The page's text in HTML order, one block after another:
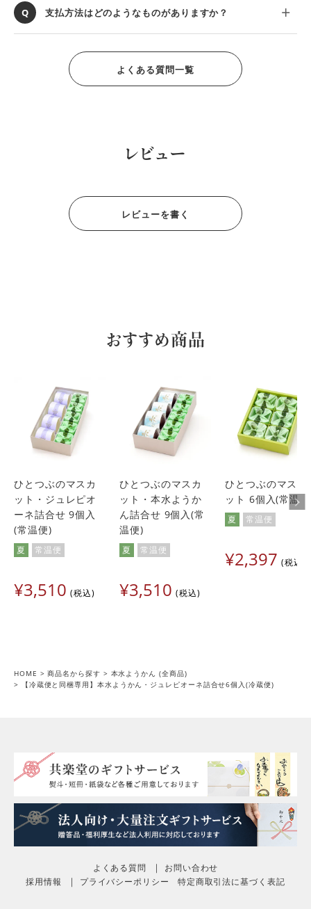
支払方法はどのようなものがありますか？
よくある質問一覧
レビュー
レビューを書く
おすすめ商品
ひとつぶのマスカ
ット・ジュレピオ
ーネ詰合せ 9個入
(常温便)
夏 常温便
¥3,510 税込
ひとつぶのマスカ
ット・本水ようか
ん詰合せ 9個入(常
温便)
夏 常温便
¥3,510 税込
ひとつぶのマスカ
ット 6個入(常温
夏 常温便
¥2,397 税込
HOME 商品名から探す
本水ようかん (全商品)
【冷蔵便と同梱専用】本水ようかん・ジュレピオーネ詰合せ6個入(冷蔵便)
よくある質問
お問い合わせ
採用情報
プライバシーポリシー 特定商取引法に基づく表記